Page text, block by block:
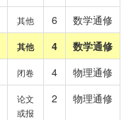
其他 6
数学通修
其他 4
数学通修
闭卷 4
物理通修
论文
或报
2 物理通修